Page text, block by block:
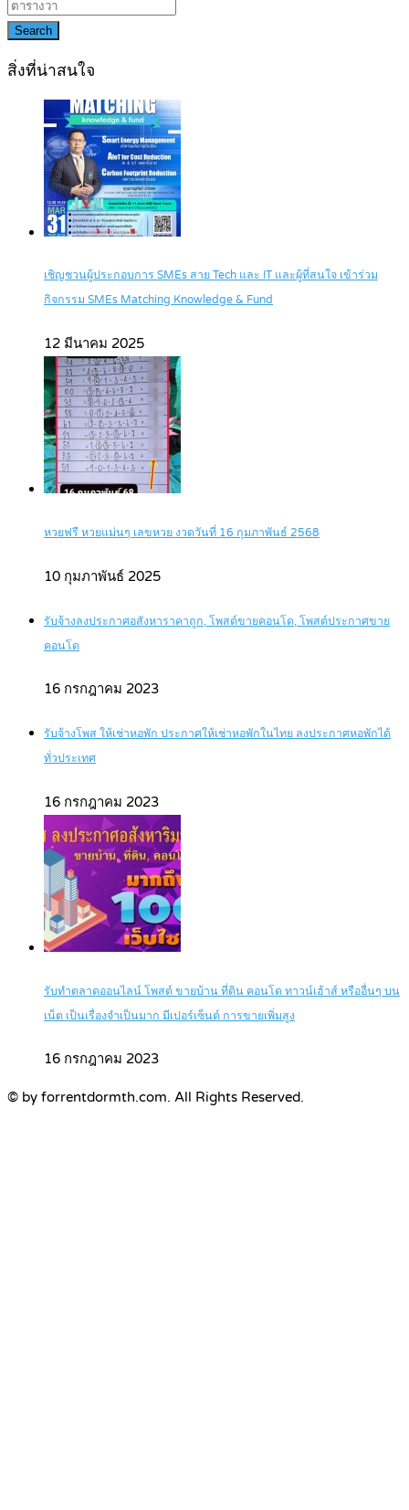
Search
สิ่งที่น่าสนใจ
เชิญชวนผู้ประกอบการ SMEs สาย Tech และ IT และผู้ที่สนใจ เข้าร่วม
กิจกรรม SMEs Matching Knowledge & Fund
12 มีนาคม 2025
หวยฟรี หวยแม่นๆ เลขหวย งวดวันที่ 16 กุมภาพันธ์ 2568
10 กุมภาพันธ์ 2025
รับจ้างลงประกาศอสังหาราคาถูก, โพสต์ขายคอนโด, โพสต์ประกาศขาย
คอนโด
16 กรกฎาคม 2023
รับจ้างโพส ให้เช่าหอพัก ประกาศให้เช่าหอพักในไทย ลงประกาศหอพักได้
ทั่วประเทศ
16 กรกฎาคม 2023
รับทำตลาดออนไลน์ โพสต์ ขายบ้าน ที่ดิน คอนโด ทาวน์เฮ้าส์ หรืออื่นๆ บน
เน็ต เป็นเรื่องจำเป็นมาก มีเปอร์เซ็นต์ การขายเพิ่มสูง
16 กรกฎาคม 2023
© by forrentdormth.com. All Rights Reserved.